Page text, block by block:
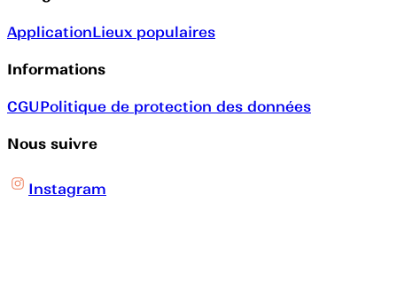
ApplicationLieux populaires
Informations
CGUPolitique de protection des données
Nous suivre
Instagram